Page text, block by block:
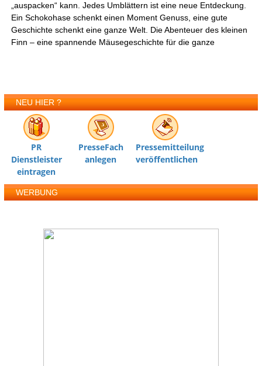
„auspacken“ kann. Jedes Umblättern ist eine neue Entdeckung.
Ein Schokohase schenkt einen Moment Genuss, eine gute
Geschichte schenkt eine ganze Welt. Die Abenteuer des kleinen
Finn – eine spannende Mäusegeschichte für die ganze
NEU HIER ?
PR
Dienstleister
eintragen
PresseFach
anlegen
Pressemitteilung
veröffentlichen
WERBUNG